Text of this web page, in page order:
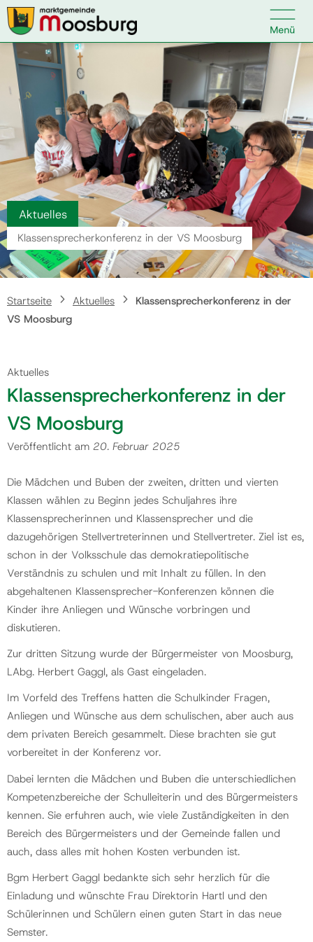
Kontakt 
Suche nach:
Startseite
Kundenservice
Ihr Anliegen
Veranstaltungen
Politik
Kontakt
Aktuelles
Klassensprecherkonferenz in der VS Moosburg
Startseite Aktuelles
Klassensprecherkonferenz in der
VS Moosburg
Aktuelles
Klassensprecherkonferenz in der
VS Moosburg
Veröffentlicht am 20. Februar 2025
Die Mädchen und Buben der zweiten, dritten und vierten
Klassen wählen zu Beginn jedes Schuljahres ihre
Klassensprecherinnen und Klassensprecher und die
dazugehörigen Stellvertreterinnen und Stellvertreter. Ziel ist es,
schon in der Volksschule das demokratiepolitische
Verständnis zu schulen und mit Inhalt zu füllen. In den
abgehaltenen Klassensprecher-Konferenzen können die
Kinder ihre Anliegen und Wünsche vorbringen und
diskutieren.
Zur dritten Sitzung wurde der Bürgermeister von Moosburg,
LAbg. Herbert Gaggl, als Gast eingeladen.
Im Vorfeld des Treffens hatten die Schulkinder Fragen,
Anliegen und Wünsche aus dem schulischen, aber auch aus
dem privaten Bereich gesammelt. Diese brachten sie gut
vorbereitet in der Konferenz vor.
Dabei lernten die Mädchen und Buben die unterschiedlichen
Kompetenzbereiche der Schulleiterin und des Bürgermeisters
kennen. Sie erfuhren auch, wie viele Zuständigkeiten in den
Bereich des Bürgermeisters und der Gemeinde fallen und
auch, dass alles mit hohen Kosten verbunden ist.
Bgm Herbert Gaggl bedankte sich sehr herzlich für die
Einladung und wünschte Frau Direktorin Hartl und den
Schülerinnen und Schülern einen guten Start in das neue
Semster.